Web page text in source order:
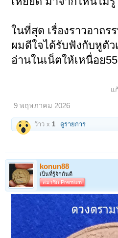
ในที่สุด เรื่องราวอาถ
ผมดีใจได้รับฟังกับหูตัว
อ่านในเน็ตให้เหนื่อย55
แ
9 พฤษภาคม 2026
ว้าว x1 ดูรายการ
konun88
เป็นที่รู้จักกันดี
สมาชิก Premium